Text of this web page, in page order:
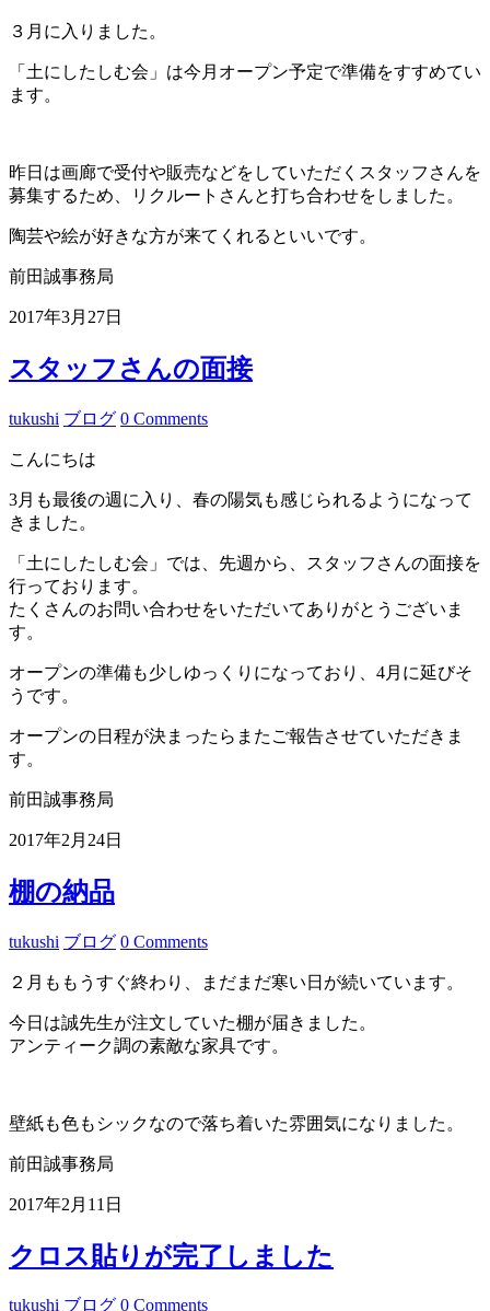
３月に入りました。
「土にしたしむ会」は今月オープン予定で準備をすすめてい
ます。
昨日は画廊で受付や販売などをしていただくスタッフさんを
募集するため、リクルートさんと打ち合わせをしました。
陶芸や絵が好きな方が来てくれるといいです。
前田誠事務局
2017年3月27日
スタッフさんの面接
tukushi ブログ 0 Comments
こんにちは
3月も最後の週に入り、春の陽気も感じられるようになって
きました。
「土にしたしむ会」では、先週から、スタッフさんの面接を
行っております。
たくさんのお問い合わせをいただいてありがとうございま
す。
オープンの準備も少しゆっくりになっており、4月に延びそ
うです。
オープンの日程が決まったらまたご報告させていただきま
す。
前田誠事務局
2017年2月24日
棚の納品
tukushi ブログ 0 Comments
２月ももうすぐ終わり、まだまだ寒い日が続いています。
今日は誠先生が注文していた棚が届きました。
アンティーク調の素敵な家具です。
壁紙も色もシックなので落ち着いた雰囲気になりました。
前田誠事務局
2017年2月11日
クロス貼りが完了しました
tukushi ブログ 0 Comments